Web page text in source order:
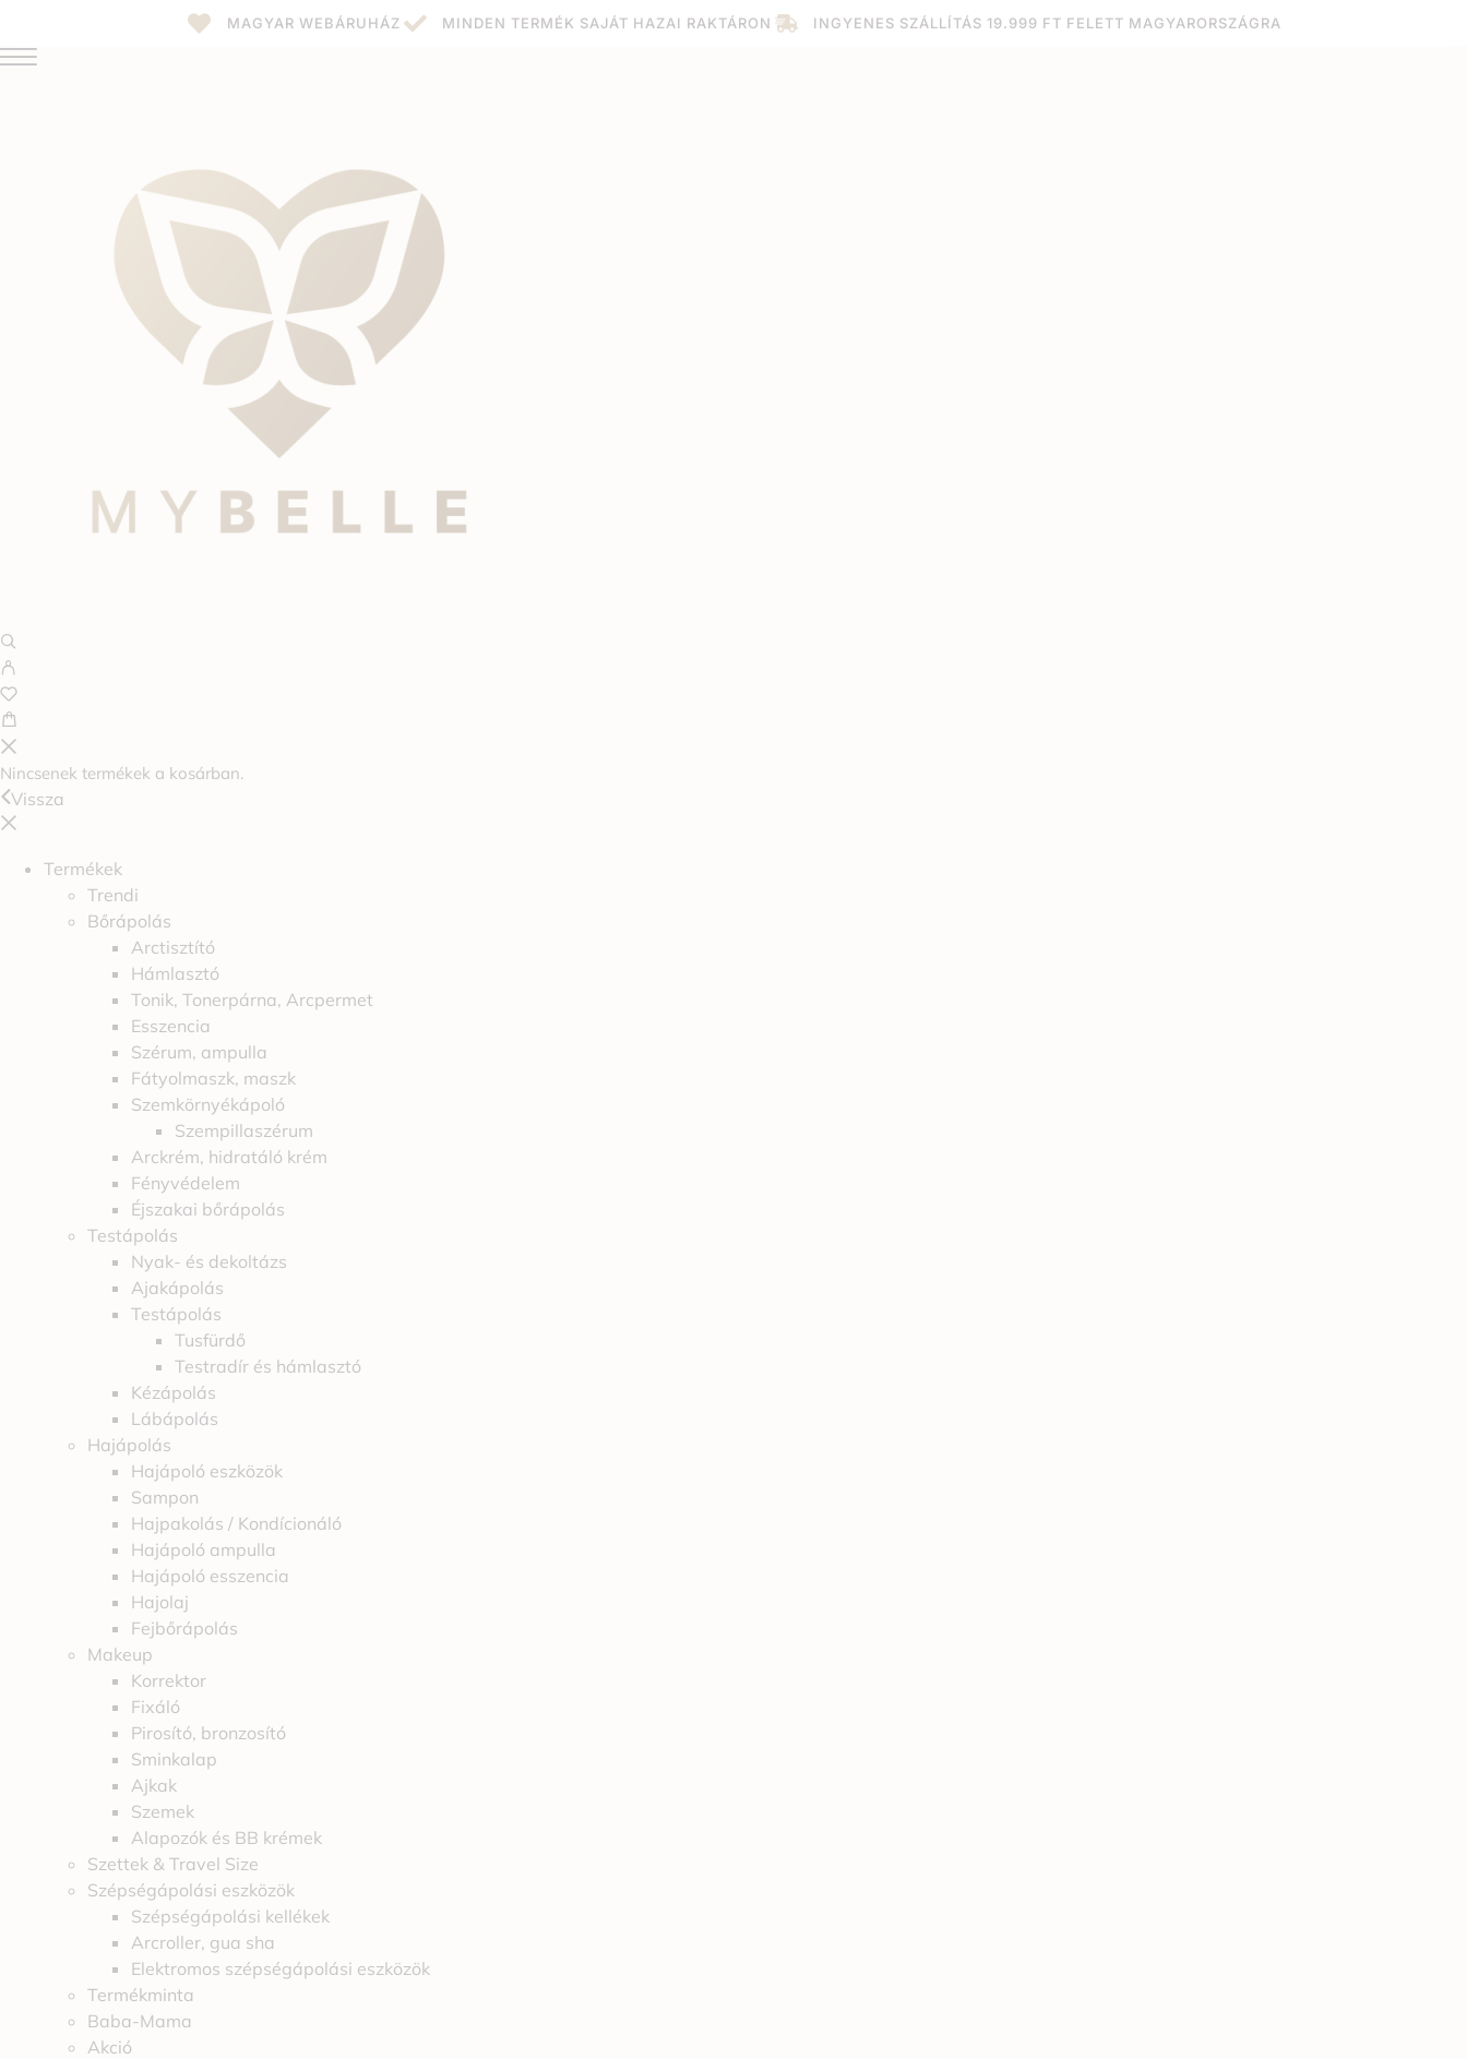
MAGYAR WEBÁRUHÁZ MINDEN TERMÉK SAJÁT HAZAI RAKTÁRON INGYENES SZÁLLÍTÁS 19.999 FT FELETT MAGYARORSZÁGRA
Nincsenek termékek a kosárban.
Vissza
Termékek
Trendi
Bőrápolás
Arctisztító
Hámlasztó
Tonik, Tonerpárna, Arcpermet
Esszencia
Szérum, ampulla
Fátyolmaszk, maszk
Szemkörnyékápoló
Szempillaszérum
Arckrém, hidratáló krém
Fényvédelem
Éjszakai bőrápolás
Testápolás
Nyak- és dekoltázs
Ajakápolás
Testápolás
Tusfürdő
Testradír és hámlasztó
Kézápolás
Lábápolás
Hajápolás
Hajápoló eszközök
Sampon
Hajpakolás / Kondícionáló
Hajápoló ampulla
Hajápoló esszencia
Hajolaj
Fejbőrápolás
Makeup
Korrektor
Fixáló
Pirosító, bronzosító
Sminkalap
Ajkak
Szemek
Alapozók és BB krémek
Szettek & Travel Size
Szépségápolási eszközök
Szépségápolási kellékek
Arcroller, gua sha
Elektromos szépségápolási eszközök
Termékminta
Baba-Mama
Akció